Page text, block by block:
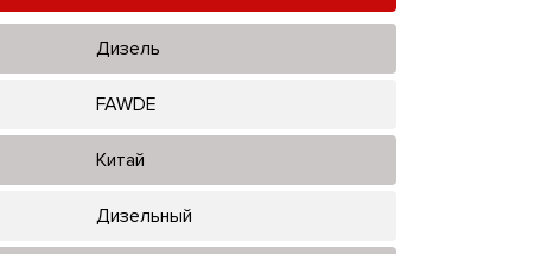
Дизель
FAWDE
Китай
Дизельный